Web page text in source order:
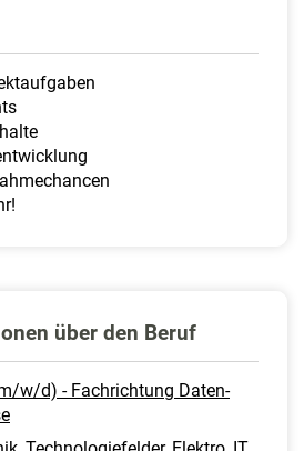
über den Beruf
w/d) - Fachrichtung Daten-